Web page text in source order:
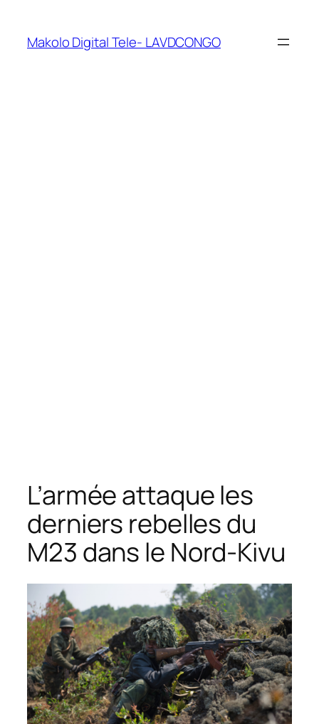
Makolo Digital Tele- LAVDCONGO
L’armée attaque les
derniers rebelles du
M23 dans le Nord-Kivu